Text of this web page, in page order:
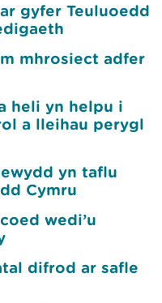
gyfer Teuluoedd
mhrosiect adfer
heli yn helpu i
a lleihau perygl
yn taflu
Cymru
wedi’u
difrod ar safle